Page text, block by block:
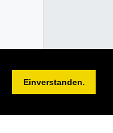
Einverstanden.